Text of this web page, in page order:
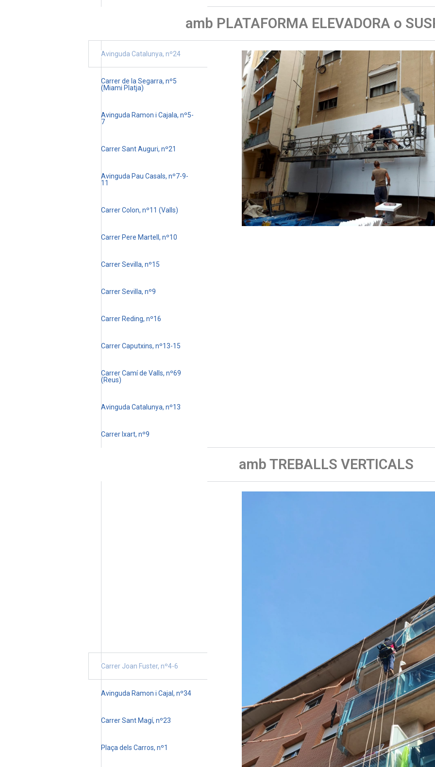
amb PLATAFORMA ELEVADORA o
Avinguda Catalunya, nº24
Carrer de la Segarra, nº5
(Miami Platja)
Avinguda Ramon i Cajala, nº5-
7
Carrer Sant Auguri, nº21
Avinguda Pau Casals, nº7-9-
11
Carrer Colon, nº11 (Valls)
Carrer Pere Martell, nº10
Carrer Sevilla, nº15
Carrer Sevilla, nº9
Carrer Reding, nº16
Carrer Caputxins, nº13-15
Carrer Camí de Valls, nº69
(Reus)
Avinguda Catalunya, nº13
Carrer Ixart, nº9
amb TREBALLS VERTICALS
Carrer Joan Fuster, nº4-6
Avinguda Ramon i Cajal, nº34
Carrer Sant Magí, nº23
Plaça dels Carros, nº1